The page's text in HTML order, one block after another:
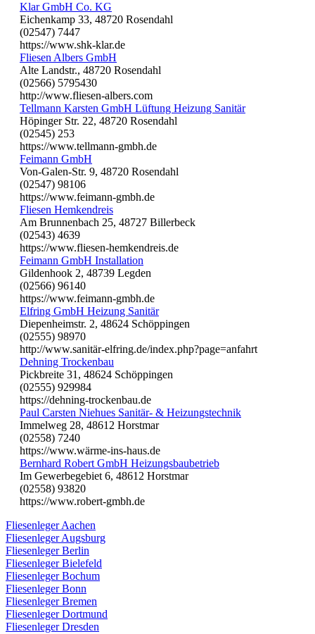
Klar GmbH Co. KG
Eichenkamp 33, 48720 Rosendahl
(02547) 7447
https://www.shk-klar.de
Fliesen Albers GmbH
Alte Landstr., 48720 Rosendahl
(02566) 5795430
http://www.fliesen-albers.com
Tellmann Karsten GmbH Lüftung Heizung Sanitär
Höpinger Str. 22, 48720 Rosendahl
(02545) 253
https://www.tellmann-gmbh.de
Feimann GmbH
Von-Galen-Str. 9, 48720 Rosendahl
(02547) 98106
https://www.feimann-gmbh.de
Fliesen Hemkendreis
Am Brunnenbach 25, 48727 Billerbeck
(02543) 4639
https://www.fliesen-hemkendreis.de
Feimann GmbH Installation
Gildenhook 2, 48739 Legden
(02566) 96140
https://www.feimann-gmbh.de
Elfring GmbH Heizung Sanitär
Diepenheimstr. 2, 48624 Schöppingen
(02555) 98970
http://www.sanitär-elfring.de/index.php?page=anfahrt
Dehning Trockenbau
Pickbreite 31, 48624 Schöppingen
(02555) 929984
https://dehning-trockenbau.de
Paul Carsten Niehues Sanitär- & Heizungstechnik
Immelweg 28, 48612 Horstmar
(02558) 7240
https://www.wärme-ins-haus.de
Bernhard Robert GmbH Heizungsbaubetrieb
Im Gewerbegebiet 6, 48612 Horstmar
(02558) 93820
https://www.robert-gmbh.de
Fliesenleger Aachen
Fliesenleger Augsburg
Fliesenleger Berlin
Fliesenleger Bielefeld
Fliesenleger Bochum
Fliesenleger Bonn
Fliesenleger Bremen
Fliesenleger Dortmund
Fliesenleger Dresden